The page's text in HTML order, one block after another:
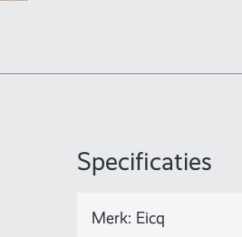
Specificaties
Merk: Eicq